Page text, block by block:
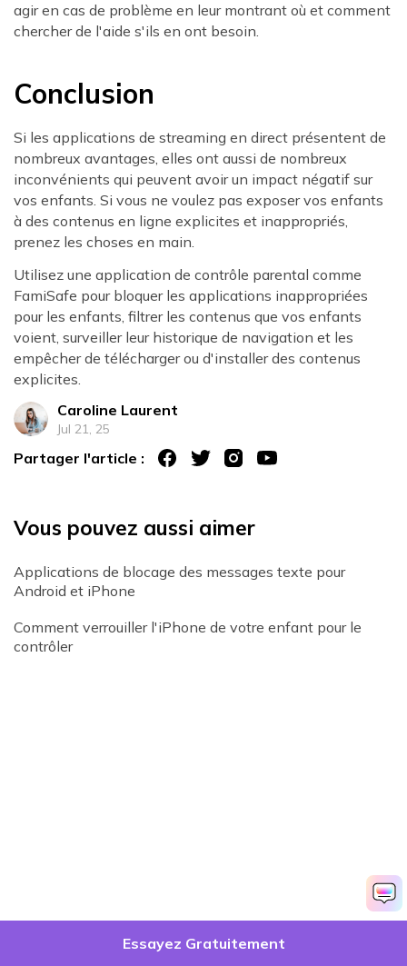
agir en cas de problème en leur montrant où et comment
chercher de l'aide s'ils en ont besoin.
Conclusion
Si les applications de streaming en direct présentent de
nombreux avantages, elles ont aussi de nombreux
inconvénients qui peuvent avoir un impact négatif sur
vos enfants. Si vous ne voulez pas exposer vos enfants
à des contenus en ligne explicites et inappropriés,
prenez les choses en main.
Utilisez une application de contrôle parental comme
FamiSafe pour bloquer les applications inappropriées
pour les enfants, filtrer les contenus que vos enfants
voient, surveiller leur historique de navigation et les
empêcher de télécharger ou d'installer des contenus
explicites.
Caroline Laurent
Jul 21, 25
Partager l'article :
Vous pouvez aussi aimer
Applications de blocage des messages texte pour
Android et iPhone
Comment verrouiller l'iPhone de votre enfant pour le
contrôler
Essayez Gratuitement